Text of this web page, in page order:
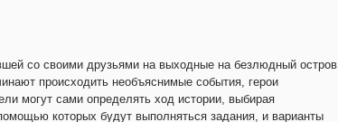
со своими друзьями на выходные на безлюдный остров
происходить необъяснимые события, герои
могут сами определять ход истории, выбирая
которых будут выполняться задания, и варианты